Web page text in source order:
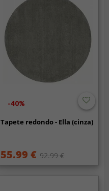
-40%
Tapete redondo - Ella (cinza)
55.99 € 92.99 €